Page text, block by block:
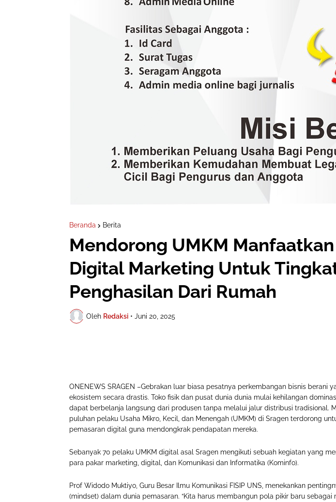
Beranda Berita
Mendorong UMKM
Digital Marketing Untuk
Penghasilan Dari Rumah
Oleh Redaksi • Juni 20, 2025
ONENEWS SRAGEN –Gebrakan luar biasa pesatnya perkembangan bisnis berani
ekosistem secara drastis. Toko fisik dan pusat dunia dunia mulai kehilangan
dapat berbelanja langsung dari produsen tanpa melalui jalur distribusi tradisional.
puluhan pelaku Usaha Mikro, Kecil, dan Menengah (UMKM) di Sragen terdorong
pemasaran digital guna mendongkrak pendapatan mereka.
Sebanyak 70 pelaku UMKM digital asal Sragen mengikuti sebuah kegiatan yang
para pakar marketing, digital, dan Komunikasi dan Informatika (Kominfo).
Prof Widodo Muktiyo, Guru Besar Ilmu Komunikasi FISIP UNS, menekankan
(mindset) dalam dunia pemasaran. “Kita harus membangun pola pikir baru sebagai